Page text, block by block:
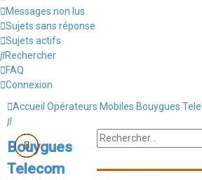
Messages non lus
Sujets sans réponse
Sujets actifs
Rechercher
FAQ
Connexion
Accueil Opérateurs Mobiles Bouygues
Rechercher
Bouygues
Telecom